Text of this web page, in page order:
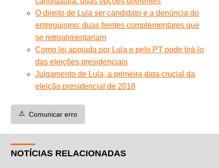
O direito de Lula ser candidato e a denúncia do
entreguismo: duas frentes complementares que
se retroalimentariam
Como lei apoiada por Lula e pelo PT pode tirá-lo
das eleições presidenciais
Julgamento de Lula, a primeira data crucial da
eleição presidencial de 2018
⚠️ Comunicar erro
NOTÍCIAS RELACIONADAS